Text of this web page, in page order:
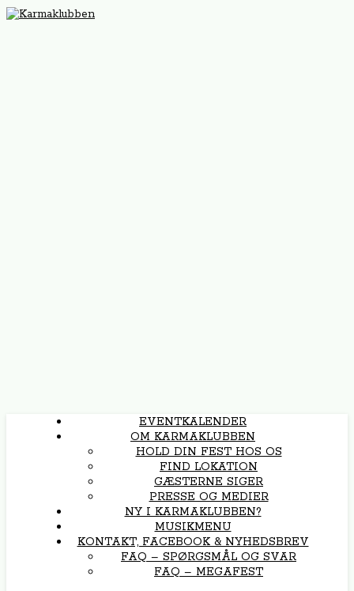
EVENTKALENDER
OM KARMAKLUBBEN
HOLD DIN FEST HOS OS
FIND LOKATION
GÆSTERNE SIGER
PRESSE OG MEDIER
NY I KARMAKLUBBEN?
MUSIKMENU
KONTAKT, FACEBOOK & NYHEDSBREV
FAQ – SPØRGSMÅL OG SVAR
FAQ – MEGAFEST